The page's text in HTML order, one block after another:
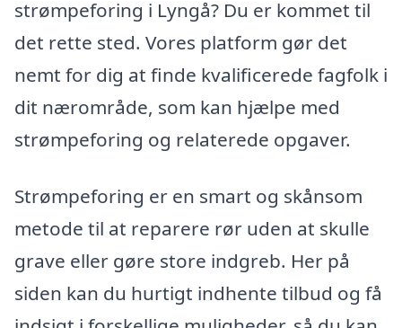
strømpeforing i Lyngå? Du er kommet til
det rette sted. Vores platform gør det
nemt for dig at finde kvalificerede fagfolk i
dit nærområde, som kan hjælpe med
strømpeforing og relaterede opgaver.
Strømpeforing er en smart og skånsom
metode til at reparere rør uden at skulle
grave eller gøre store indgreb. Her på
siden kan du hurtigt indhente tilbud og få